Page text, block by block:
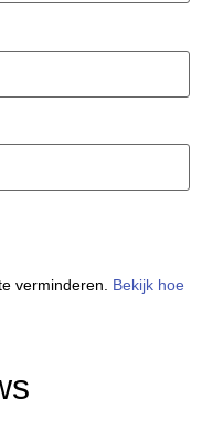
verminderen. Bekijk hoe